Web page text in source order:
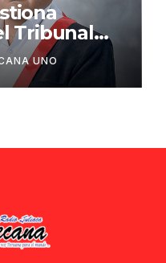
Tribunal
liberación
UNO